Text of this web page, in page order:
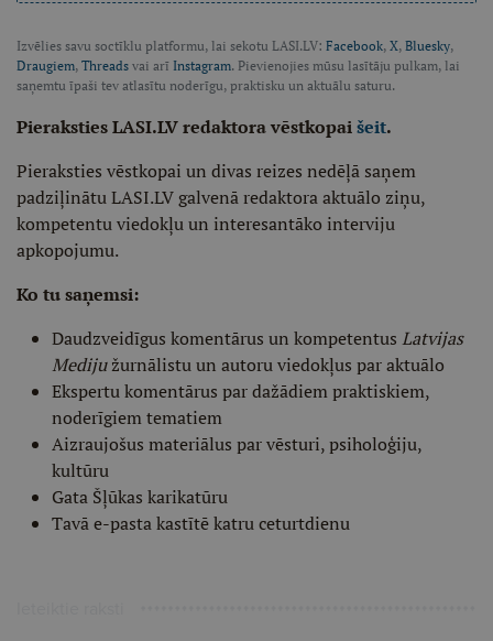
Izvēlies savu soctīklu platformu, lai sekotu LASI.LV: Facebook, X, Bluesky,
Draugiem, Threads vai arī Instagram. Pievienojies mūsu lasītāju pulkam, lai
saņemtu īpaši tev atlasītu noderīgu, praktisku un aktuālu saturu.
Pieraksties LASI.LV redaktora vēstkopaišeit.
Pieraksties vēstkopai un divas reizes nedēļā saņem
padziļinātu LASI.LV galvenā redaktora aktuālo ziņu,
kompetentu viedokļu un interesantāko interviju
apkopojumu.
Ko tu saņemsi:
Daudzveidīgus komentārus un kompetentus Latvijas
Medijužurnālistu un autoru viedokļus par aktuālo
Ekspertu komentārus par dažādiem praktiskiem,
noderīgiem tematiem
Aizraujošus materiālus par vēsturi, psiholoģiju,
kultūru
Gata Šļūkas karikatūru
Tavā e-pasta kastītē katru ceturtdienu